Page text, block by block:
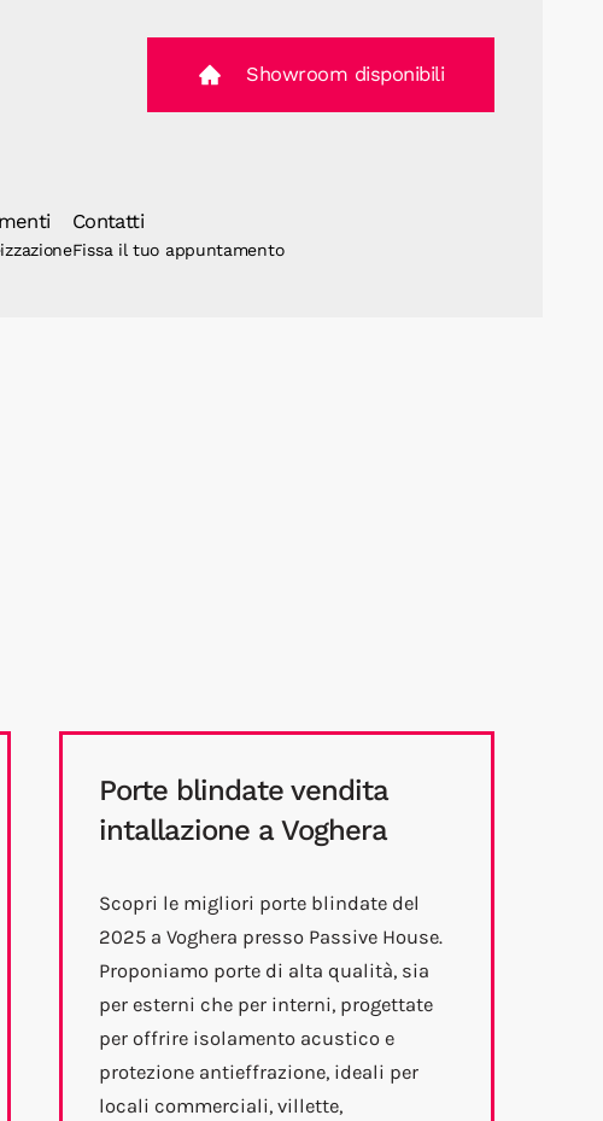
Showroom disponibili
Contatti
Fissa il tuo appuntamento
Porte blindate vendita
intallazione a Voghera
Scopri le migliori porte blindate del
2025 a Voghera presso Passive House.
Proponiamo porte di alta qualità, sia
per esterni che per interni, progettate
per offrire isolamento acustico e
protezione antieffrazione, ideali per
locali commerciali, villette,